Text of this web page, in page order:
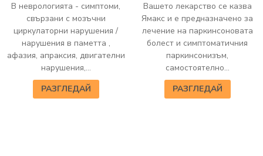
В неврологията - симптоми,
свързани с мозъчни
циркулаторни нарушения /
нарушения в паметта ,
афазия, апраксия, двигателни
нарушения,...
РАЗГЛЕДАЙ
Вашето лекарство се казва
Ямакс и е предназначено за
лечение на паркинсоновата
болест и симптоматичния
паркинсонизъм,
самостоятелно...
РАЗГЛЕДАЙ